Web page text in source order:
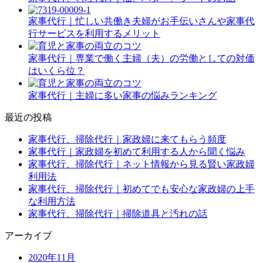
家事代行｜忙しい共働き夫婦がお手伝いさんや家事代
行サービスを利用するメリット
家事代行｜専業で働く主婦（夫）の労働としての対価
はいくら位？
家事代行｜主婦に多い家事の悩みランキング
最近の投稿
家事代行、掃除代行｜家政婦に来てもらう頻度
家事代行｜家政婦を初めて利用する人から聞く悩み
家事代行、掃除代行｜ネット情報から見る賢い家政婦
利用法
家事代行、掃除代行｜初めてでも安心な家政婦の上手
な利用方法
家事代行、掃除代行｜掃除道具と汚れの話
アーカイブ
2020年11月